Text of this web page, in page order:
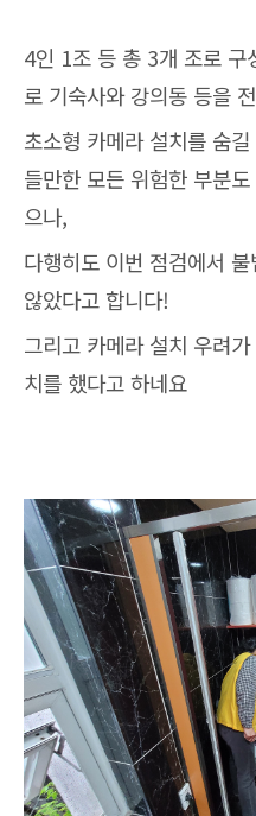
4인 1조 등 총 3개 조로 구
로 기숙사와 강의동 등을
초소형 카메라 설치를 숨
들만한 모든 위험한 부분
으나,
다행히도 이번 점검에서
않았다고 합니다!
그리고 카메라 설치 우려
치를 했다고 하네요